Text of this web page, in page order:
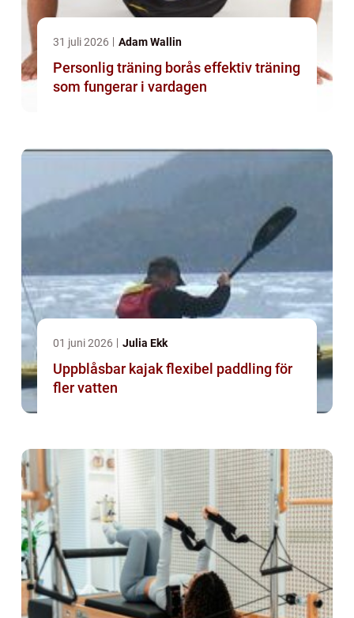
31 juli 2026 Adam Wallin
Personlig träning borås effektiv träning
som fungerar i vardagen
01 juni 2026 Julia Ekk
Uppblåsbar kajak flexibel paddling för
fler vatten